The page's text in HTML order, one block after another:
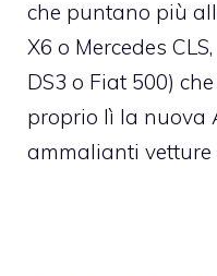
che puntano più
X6 o Mercedes
DS3 o Fiat 500)
proprio lì la nuova
ammalianti vetture